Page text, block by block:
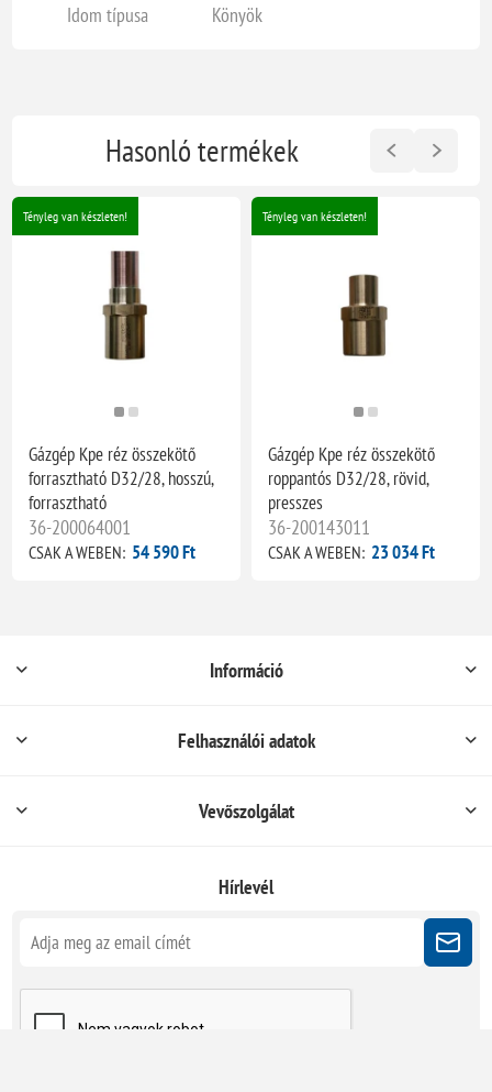
Idom típusa Könyök
Hasonló termékek
Tényleg van készleten!
Gázgép Kpe réz összekötő
forrasztható D32/28, hosszú,
forrasztható
36-200064001
CSAK A WEBEN: 54 590 Ft
Tényleg van készleten!
Gázgép Kpe réz összekötő
roppantós D32/28, rövid,
presszes
36-200143011
CSAK A WEBEN: 23 034 Ft
Információ
Felhasználói adatok
Vevőszolgálat
Hírlevél